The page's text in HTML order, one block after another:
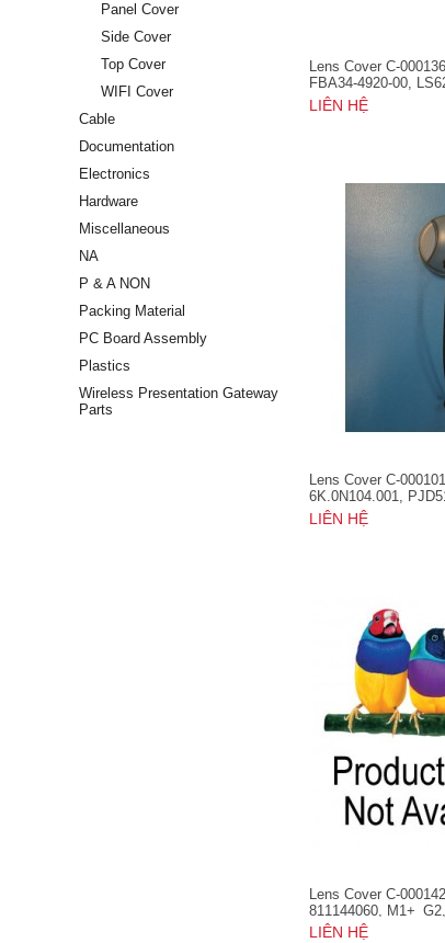
Panel Cover
Side Cover
Top Cover
WIFI Cover
Cable
Documentation
Electronics
Hardware
Miscellaneous
NA
P & A NON
Packing Material
PC Board Assembly
Plastics
Wireless Presentation Gateway
Parts
Lens Cover C-
FBA34-4920-00,
LIÊN HỆ
Lens Cover C-
6K.0N104.001,
PJD5211, PJD5221,
PJD5231, PJD6223
LIÊN HỆ
Lens Cover C-
811144060,
M1_V
LIÊN HỆ